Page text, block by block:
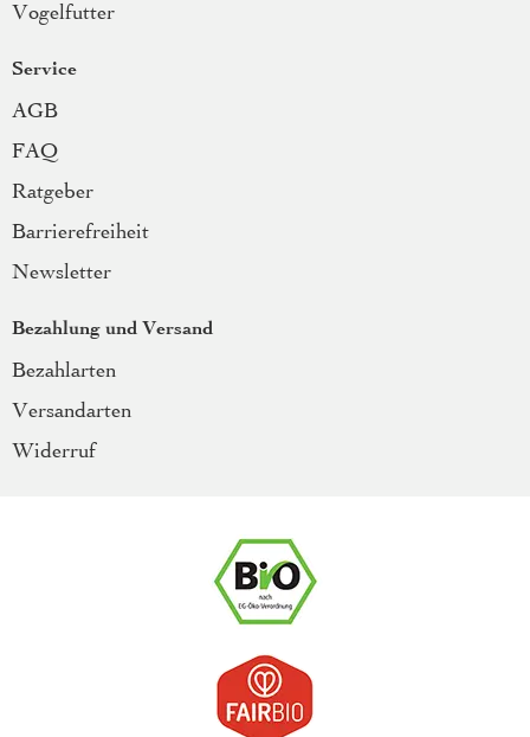
Vogelfutter
Service
AGB
FAQ
Ratgeber
Barrierefreiheit
Newsletter
Bezahlung und Versand
Bezahlarten
Versandarten
Widerruf